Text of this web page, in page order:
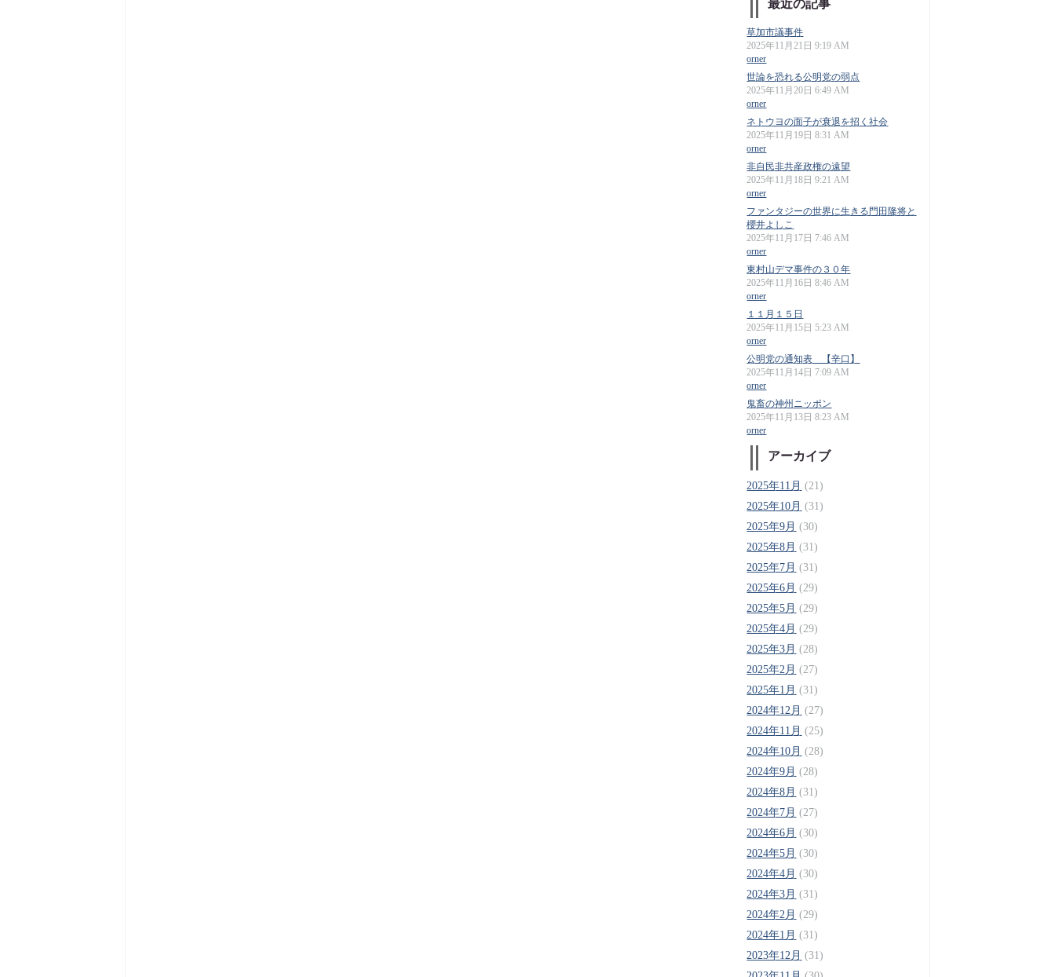
最近の記事
草加市議事件
2025年11月21日 9:19 AM
orner
世論を恐れる公明党の弱点
2025年11月20日 6:49 AM
orner
ネトウヨの面子が衰退を招く社会
2025年11月19日 8:31 AM
orner
非自民非共産政権の遠望
2025年11月18日 9:21 AM
orner
ファンタジーの世界に生きる門田隆将と
櫻井よしこ
2025年11月17日 7:46 AM
orner
東村山デマ事件の３０年
2025年11月16日 8:46 AM
orner
１１月１５日
2025年11月15日 5:23 AM
orner
公明党の通知表 【辛口】
2025年11月14日 7:09 AM
orner
鬼畜の神州ニッポン
2025年11月13日 8:23 AM
orner
アーカイブ
2025年11月 (21)
2025年10月 (31)
2025年9月 (30)
2025年8月 (31)
2025年7月 (31)
2025年6月 (29)
2025年5月 (29)
2025年4月 (29)
2025年3月 (28)
2025年2月 (27)
2025年1月 (31)
2024年12月 (27)
2024年11月 (25)
2024年10月 (28)
2024年9月 (28)
2024年8月 (31)
2024年7月 (27)
2024年6月 (30)
2024年5月 (30)
2024年4月 (30)
2024年3月 (31)
2024年2月 (29)
2024年1月 (31)
2023年12月 (31)